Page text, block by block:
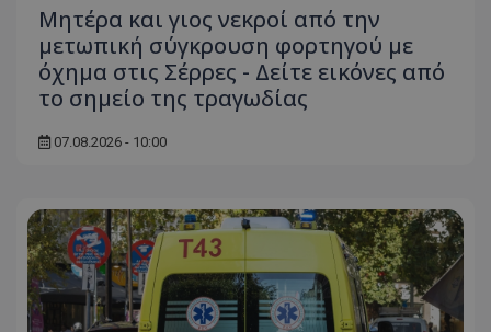
Μητέρα και γιος νεκροί από την
μετωπική σύγκρουση φορτηγού με
όχημα στις Σέρρες - Δείτε εικόνες από
το σημείο της τραγωδίας
07.08.2026 - 10:00